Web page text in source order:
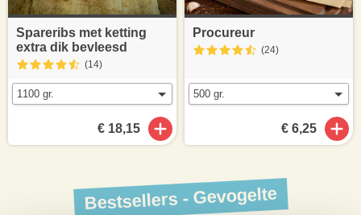
Spareribs met ketting
extra dik bevleesd
(14)
€ 18,15
Procureur
(24)
€ 6,25
Bestsellers - Gevogelte